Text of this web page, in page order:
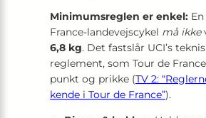
Minimumsreglen er enkel:
France-landevejscykel må ikke
6,8 kg. Det fastslår UCI’s
reglement, som Tour de
punkt og prikke (TV 2:
kende i Tour de France”).